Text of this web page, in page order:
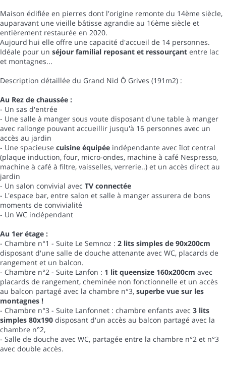
Maison édifiée en pierres dont l'origine remonte du 14ème siècle,
auparavant une vieille bâtisse agrandie au 16ème siècle et
entièrement restaurée en 2020.
Aujourd'hui elle offre une capacité d'accueil de 14 personnes.
Idéale pour un séjour familial reposant et ressourçant entre lac
et montagnes...
Description détaillée du Grand Nid Ô Grives (191m2) :
Au Rez de chaussée :
- Un sas d'entrée
- Une salle à manger sous voute disposant d'une table à manger
avec rallonge pouvant accueillir jusqu'à 16 personnes avec un
accès au jardin
- Une spacieuse cuisine équipée indépendante avec îlot central
(plaque induction, four, micro-ondes, machine à café Nespresso,
machine à café à filtre, vaisselles, verrerie..) et un accès direct au
jardin
- Un salon convivial avec TV connectée
- L'espace bar, entre salon et salle à manger assurera de bons
moments de convivialité
- Un WC indépendant
Au 1er étage :
- Chambre n°1 - Suite Le Semnoz : 2 lits simples de 90x200cm
disposant d'une salle de douche attenante avec WC, placards de
rangement et un balcon.
- Chambre n°2 - Suite Lanfon : 1 lit queensize 160x200cm avec
placards de rangement, cheminée non fonctionnelle et un accès
au balcon partagé avec la chambre n°3, superbe vue sur les
montagnes !
- Chambre n°3 - Suite Lanfonnet : chambre enfants avec 3 lits
simples 80x190 disposant d'un accès au balcon partagé avec la
chambre n°2,
- Salle de douche avec WC, partagée entre la chambre n°2 et n°3
avec double accès.